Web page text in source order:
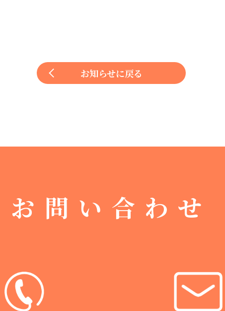
お知らせに戻る
お問い合わせ